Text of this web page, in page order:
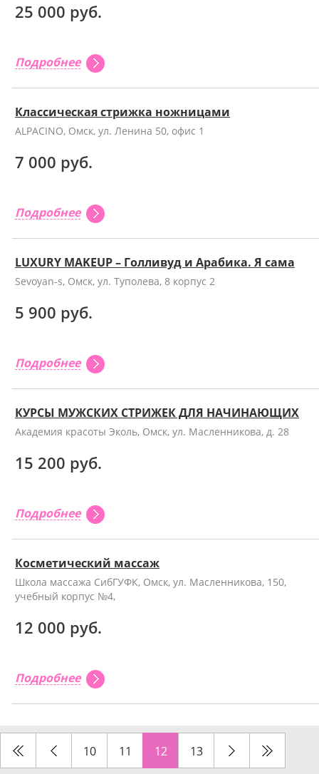
25 000 руб.
Подробнее
Клаcсическая стрижка ножницами
ALPACINO, Омск, ул. Ленина 50, офис 1
7 000 руб.
Подробнее
LUXURY MAKEUP – Голливуд и Арабика. Я сама
Sevoyan-s, Омск, ул. Туполева, 8 корпус 2
5 900 руб.
Подробнее
КУРСЫ МУЖСКИХ СТРИЖЕК ДЛЯ НАЧИНАЮЩИХ
Академия красоты Эколь, Омск, ул. Масленникова, д. 28
15 200 руб.
Подробнее
Косметический массаж
Школа массажа СибГУФК, Омск, ул. Масленникова, 150,
учебный корпус №4,
12 000 руб.
Подробнее
10 11 12 13